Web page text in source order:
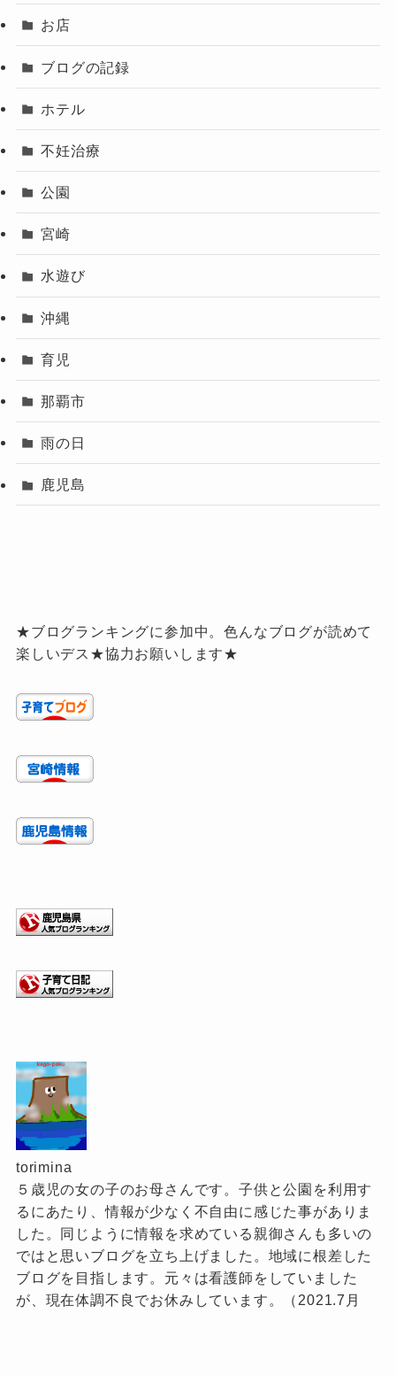
お店
ブログの記録
ホテル
不妊治療
公園
宮崎
水遊び
沖縄
育児
那覇市
雨の日
鹿児島
★ブログランキングに参加中。色んなブログが読めて
楽しいデス★協力お願いします★
torimina
５歳児の女の子のお母さんです。子供と公園を利用す
るにあたり、情報が少なく不自由に感じた事がありま
した。同じように情報を求めている親御さんも多いの
ではと思いブログを立ち上げました。地域に根差した
ブログを目指します。元々は看護師をしていました
が、現在体調不良でお休みしています。（2021.7月